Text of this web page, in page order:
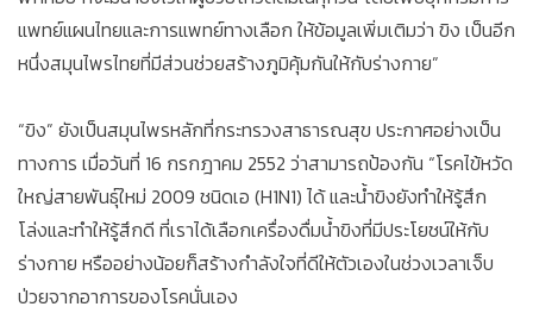
แพทย์แผนไทยและการแพทย์ทางเลือก ให้ข้อมูลเพิ่มเติมว่า ขิง เป็นอีก
หนึ่งสมุนไพรไทยที่มีส่วนช่วยสร้างภูมิคุ้มกันให้กับร่างกาย”
“ขิง” ยังเป็นสมุนไพรหลักที่กระทรวงสาธารณสุข ประกาศอย่างเป็น
ทางการ เมื่อวันที่ 16 กรกฎาคม 2552 ว่าสามารถป้องกัน “โรคไข้หวัด
ใหญ่สายพันธุ์ใหม่ 2009 ชนิดเอ (H1N1) ได้ และน้ำขิงยังทำให้รู้สึก
โล่งและทำให้รู้สึกดี ที่เราได้เลือกเครื่องดื่มน้ำขิงที่มีประโยชน์ให้กับ
ร่างกาย หรืออย่างน้อยก็สร้างกำลังใจที่ดีให้ตัวเองในช่วงเวลาเจ็บ
ป่วยจากอาการของโรคนั่นเอง